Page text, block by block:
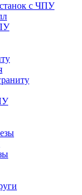
с ЧПУ